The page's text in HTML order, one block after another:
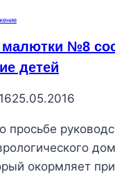
№8
детей
25.05.2016
просьбе
окормляет